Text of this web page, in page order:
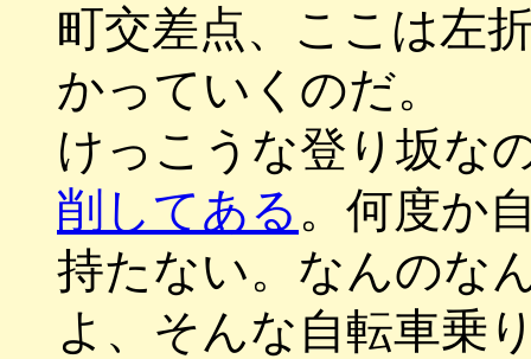
町交差点、ここは左
かっていくのだ。
けっこうな登り坂な
削してある 。何度か
持たない。なんのな
よ、そんな自転車乗